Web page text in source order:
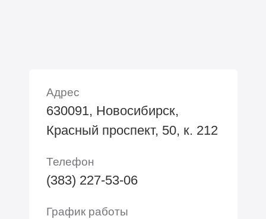
Адрес
630091, Новосибирск,
Красный проспект, 50, к. 212
Телефон
(383) 227-53-06
График работы